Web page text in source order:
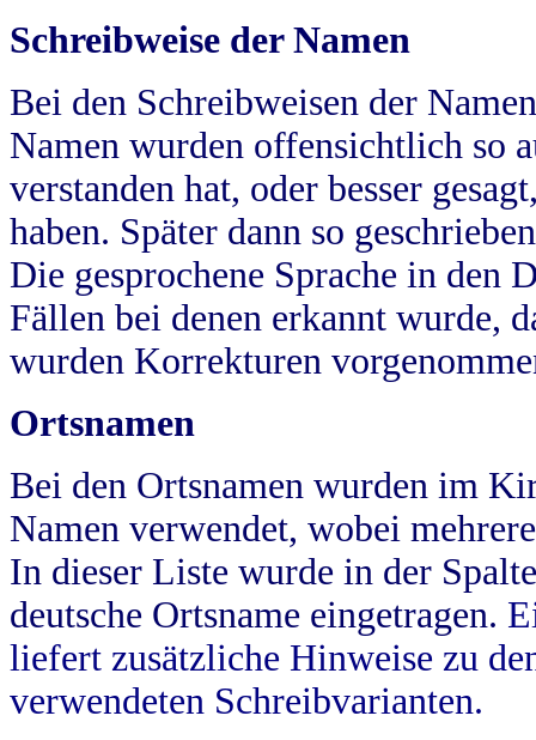
Schreibweise der Namen
Bei den Schreibweisen der
Namen wurden offensichtlich so
verstanden hat, oder besser
haben. Später dann so
Die gesprochene Sprache in
Fällen bei denen erkannt wurde,
wurden Korrekturen
Ortsnamen
Bei den Ortsnamen wurden im
Namen verwendet, wobei
In dieser Liste wurde in der
deutsche Ortsname eingetragen.
liefert zusätzliche Hinweise zu
verwendeten Schreibvarianten.